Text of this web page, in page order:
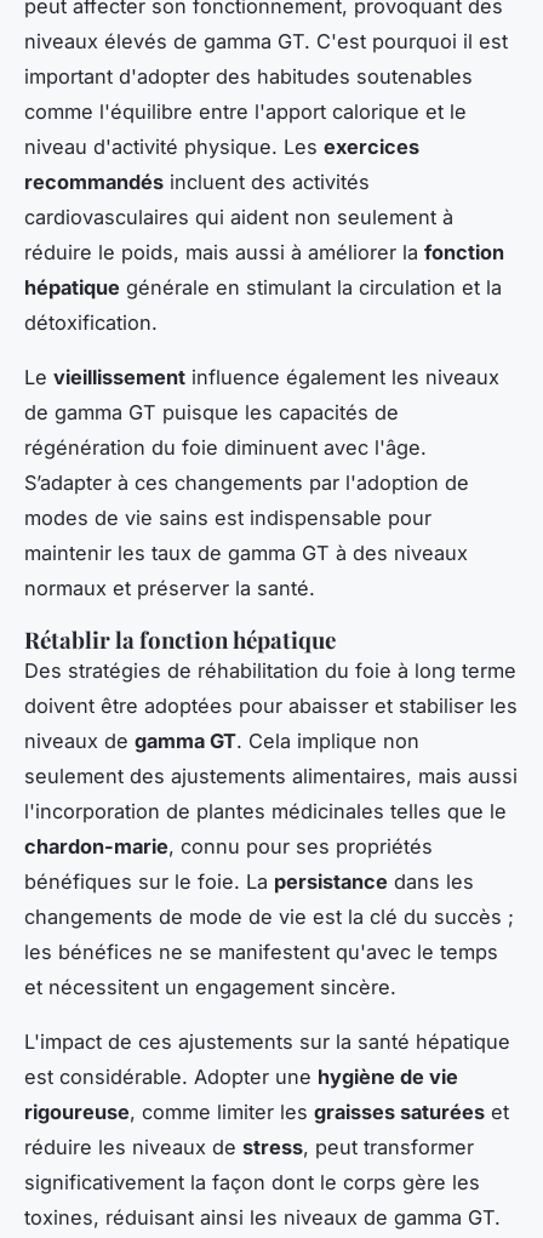
peut affecter son fonctionnement, provoquant des
niveaux élevés de gamma GT. C'est pourquoi il est
important d'adopter des habitudes soutenables
comme l'équilibre entre l'apport calorique et le
niveau d'activité physique. Les exercices
recommandés incluent des activités
cardiovasculaires qui aident non seulement à
réduire le poids, mais aussi à améliorer la fonction
hépatique générale en stimulant la circulation et la
détoxification.
Le vieillissement influence également les niveaux
de gamma GT puisque les capacités de
régénération du foie diminuent avec l'âge.
S’adapter à ces changements par l'adoption de
modes de vie sains est indispensable pour
maintenir les taux de gamma GT à des niveaux
normaux et préserver la santé.
Rétablir la fonction hépatique
Des stratégies de réhabilitation du foie à long terme
doivent être adoptées pour abaisser et stabiliser les
niveaux de gamma GT. Cela implique non
seulement des ajustements alimentaires, mais aussi
l'incorporation de plantes médicinales telles que le
chardon-marie, connu pour ses propriétés
bénéfiques sur le foie. La persistance dans les
changements de mode de vie est la clé du succès ;
les bénéfices ne se manifestent qu'avec le temps
et nécessitent un engagement sincère.
L'impact de ces ajustements sur la santé hépatique
est considérable. Adopter une hygiène de vie
rigoureuse, comme limiter les graisses saturées et
réduire les niveaux de stress, peut transformer
significativement la façon dont le corps gère les
toxines, réduisant ainsi les niveaux de gamma GT.